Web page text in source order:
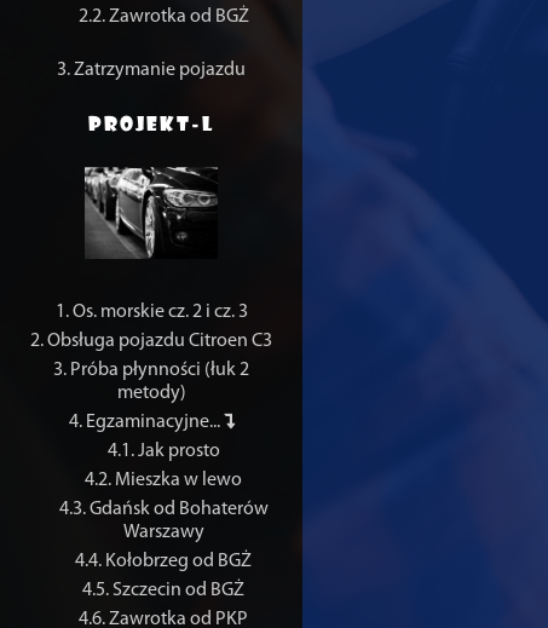
2.2. Zawrotka od BGŻ
3. Zatrzymanie pojazdu
PROJEKT-L
1. Os. morskie cz. 2 i cz. 3
2. Obsługa pojazdu Citroen C3
3. Próba płynności (łuk 2
metody)
4. Egzaminacyjne...
4.1. Jak prosto
4.2. Mieszka w lewo
4.3. Gdańsk od Bohaterów
Warszawy
4.4. Kołobrzeg od BGŻ
4.5. Szczecin od BGŻ
4.6. Zawrotka od PKP